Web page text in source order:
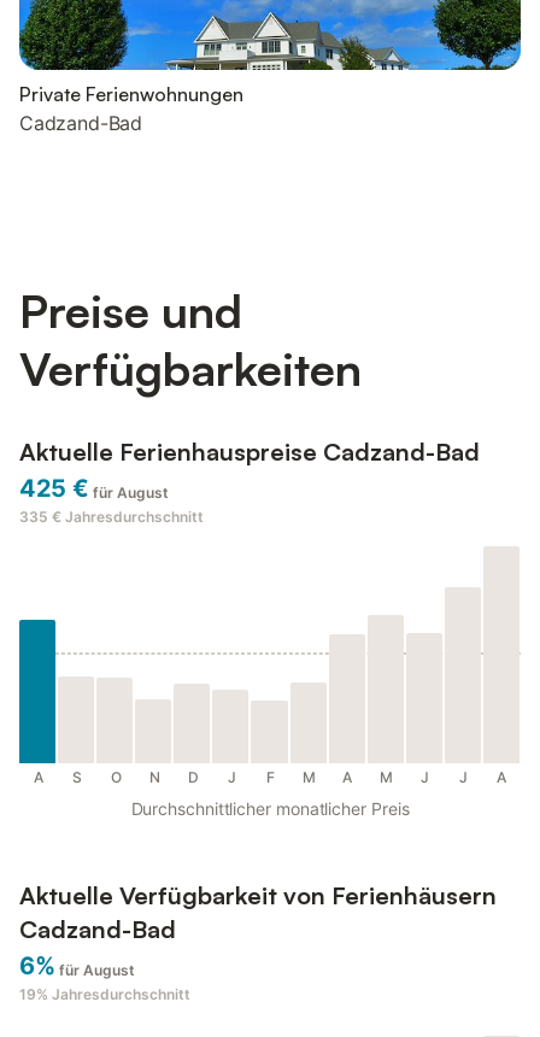
Private Ferienwohnungen
Cadzand-Bad
Preise und
Verfügbarkeiten
Aktuelle Ferienhauspreise Cadzand-Bad
425 € für August
335 € Jahresdurchschnitt
A S O N D J F M A M J J A
Durchschnittlicher monatlicher Preis
Aktuelle Verfügbarkeit von Ferienhäusern
Cadzand-Bad
6% für August
19% Jahresdurchschnitt